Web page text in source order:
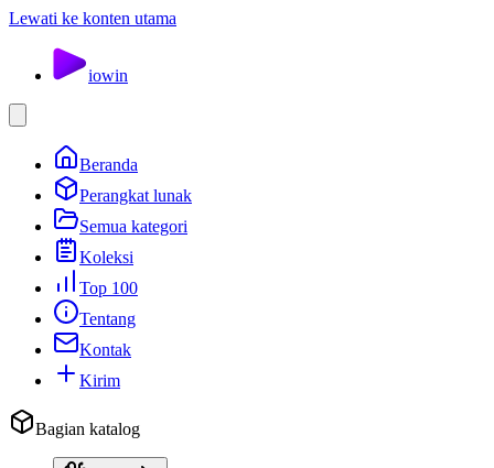
Lewati ke konten utama
iowin
Beranda
Perangkat lunak
Semua kategori
Koleksi
Top 100
Tentang
Kontak
Kirim
Bagian katalog